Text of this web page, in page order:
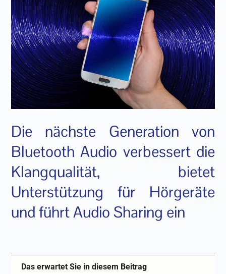
Die nächste Generation von
Bluetooth Audio verbessert die
Klangqualität, bietet
Unterstützung für Hörgeräte
und führt Audio Sharing ein
Das erwartet Sie in diesem Beitrag